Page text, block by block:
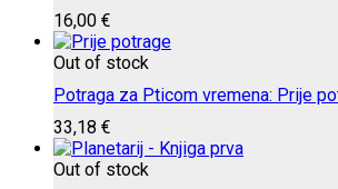
16,00 €
Out of stock
Potraga za Pticom vremena: Prije
33,18 €
Out of stock